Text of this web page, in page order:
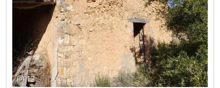
12